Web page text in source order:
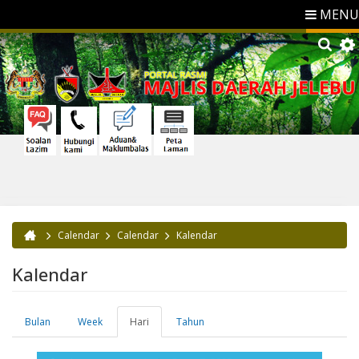
MENU
Anda di sini
Calendar Calendar Kalendar
Kalendar
Tab-tab utama
Bulan Week Hari
aktif)
Tahun